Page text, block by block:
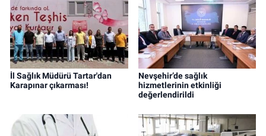
İl Sağlık Müdürü Tartar'dan
Karapınar çıkarması!
Nevşehir’de sağlık
hizmetlerinin etkinliği
değerlendirildi